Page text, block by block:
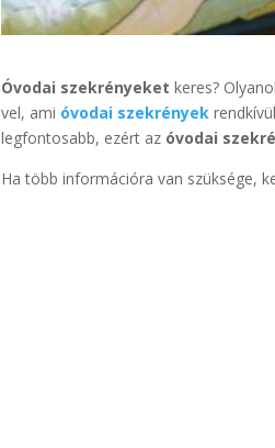
Óvodai szekrényeket keres?
vel, ami óvodai szekrények
legfontosabb, ezért az óvodai
Ha több információra van szüksége,